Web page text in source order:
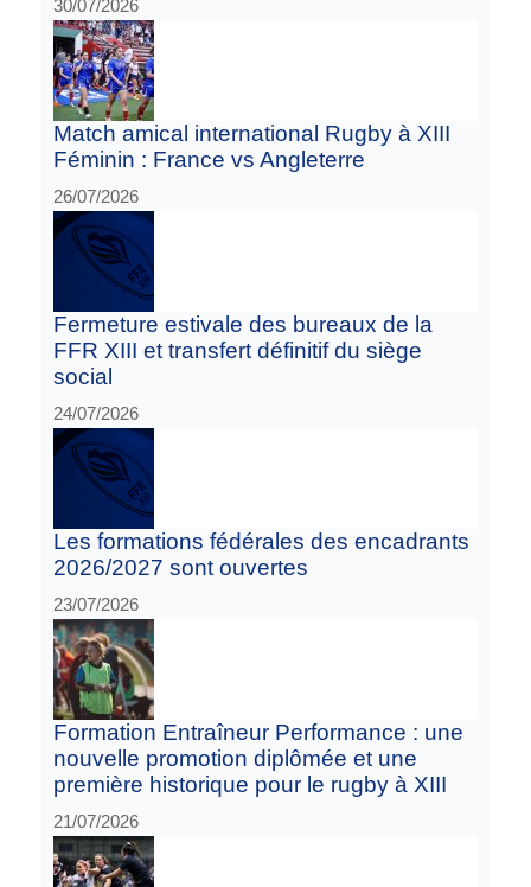
30/07/2026
Match amical international Rugby à XIII
Féminin : France vs Angleterre
26/07/2026
Fermeture estivale des bureaux de la
FFR XIII et transfert définitif du siège
social
24/07/2026
Les formations fédérales des encadrants
2026/2027 sont ouvertes
23/07/2026
Formation Entraîneur Performance : une
nouvelle promotion diplômée et une
première historique pour le rugby à XIII
21/07/2026